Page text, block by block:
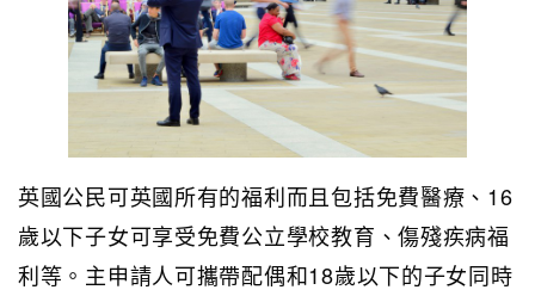
英國公民可英國所有的福利而且包括免費醫療、16
歲以下子女可享受免費公立學校教育、傷殘疾病福
利等。主申請人可攜帶配偶和18歲以下的子女同時